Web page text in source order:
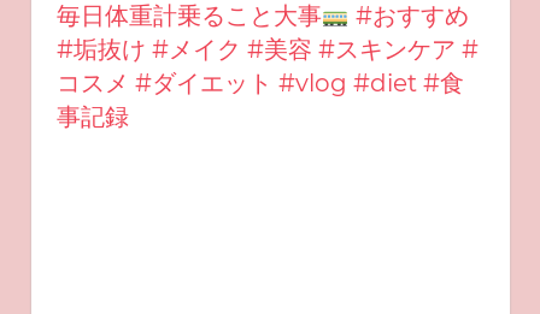
毎日体重計乗ること大事
#おすすめ
#垢抜け #メイク #美容 #スキンケア #
コスメ #ダイエット #vlog #diet #食
事記録